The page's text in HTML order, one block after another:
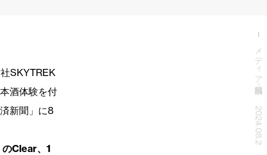
SKYTREK
酒体験を付
新聞」に8
Clear、1
メディア掲載・出演
2024.08.2